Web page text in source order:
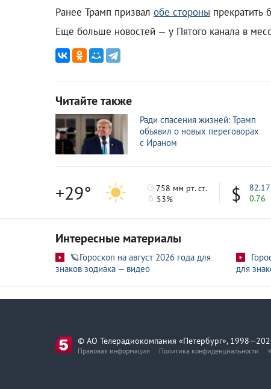
Ранее Трамп призвал обе стороны прекратить
Еще больше новостей — у Пятого канала в
Читайте также
Ради спасения жизней: Трамп
объявил о новых переговорах
с Ираном
+29°
758 мм рт. ст.
53%
82.17
0.76
Интересные материалы
🪐Гороскоп на август 2026 года для
знаков зодиака — видео
для
© АО Телерадиокомпания «Петербург»,
Правовая информация Политика конфиденциальности